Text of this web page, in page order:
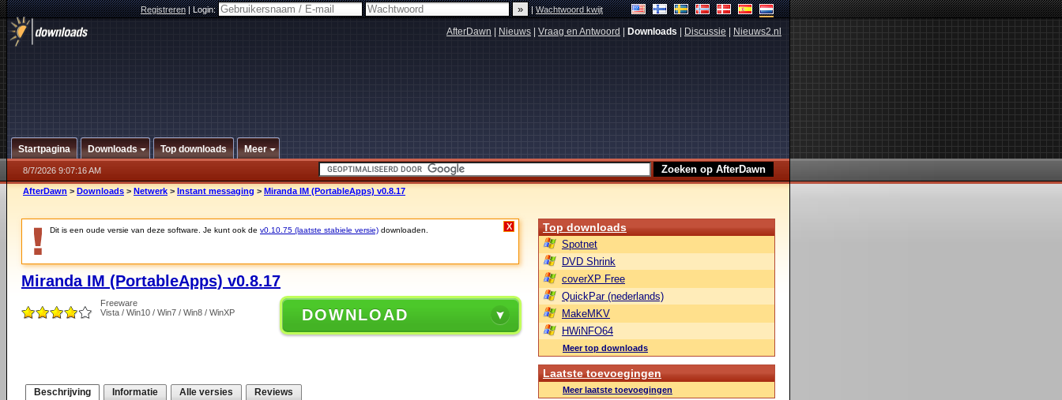
Registreren|Login: |Wachtwoord kwijt
AfterDawn Nieuws Vraag en Antwoord Downloads Discussie Nieuws2.nl
Startpagina Downloads Top downloads Meer
8/7/2026 9:07:16 AM
AfterDawn > Downloads > Netwerk > Instant messaging > Miranda IM (PortableApps) v0.8.17
Dit is een oude versie van deze software. Je kunt ook de v0.10.75 (laatste stabiele versie) downloaden. X
Miranda IM (PortableApps) v0.8.17
Freeware
Vista / Win10 / Win7 / Win8 / WinXP
DOWNLOAD
Beschrijving Informatie Alle versies Reviews
Top downloads
Spotnet
DVD Shrink
coverXP Free
QuickPar (nederlands)
MakeMKV
HWiNFO64
Meer top downloads
Laatste toevoegingen
Meer laatste toevoegingen